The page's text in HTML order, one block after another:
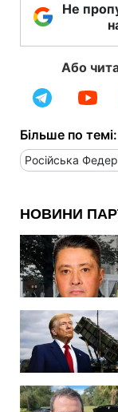
Не
Або
Більше по темі:
Російська